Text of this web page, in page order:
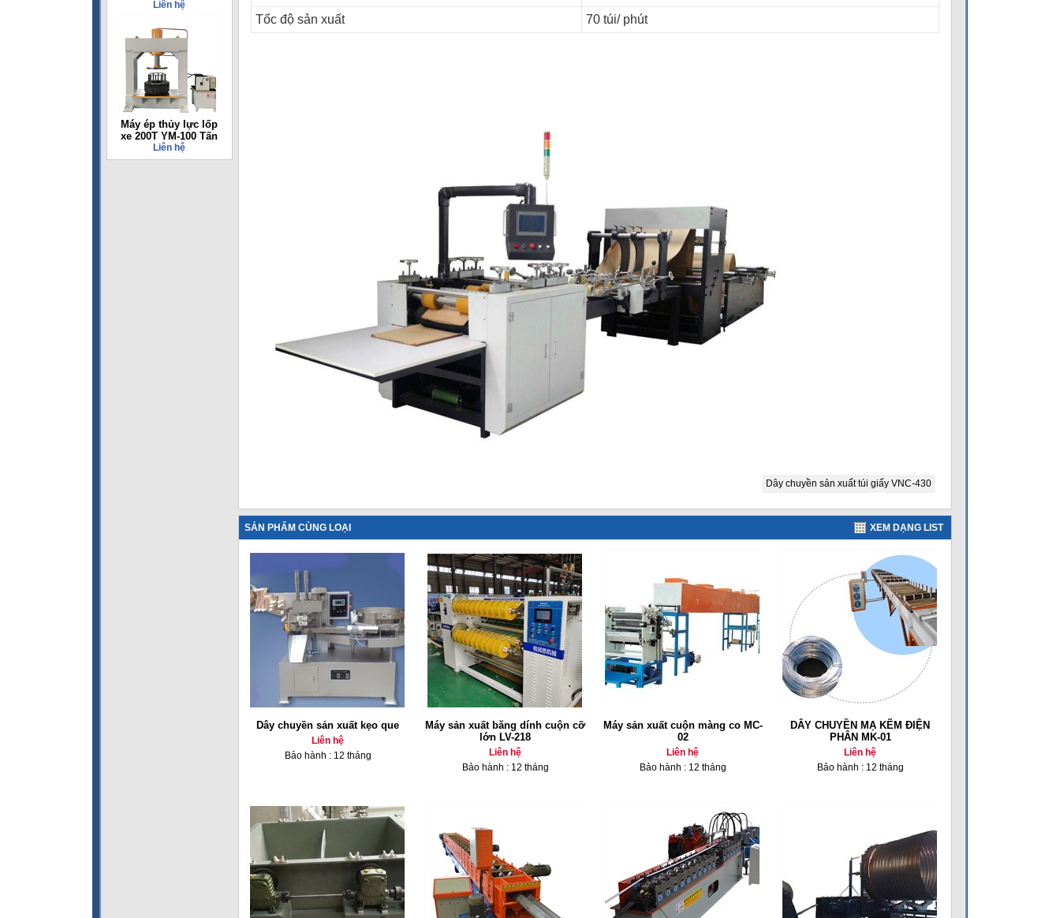
Liên hệ
Máy ép thủy lực lốp
xe 200T YM-100 Tấn
Liên hệ
Tốc độ sản xuất
70 túi/ phút
Dây chuyền sản xuất túi giấy VNC-430
SẢN PHẨM CÙNG LOẠI XEM DẠNG LIST
Dây chuyền sản xuất kẹo que
Liên hệ
Bảo hành : 12 tháng
Máy sản xuất băng dính cuộn cỡ
lớn LV-218
Liên hệ
Bảo hành : 12 tháng
Máy sản xuất cuộn màng co MC-
02
Liên hệ
Bảo hành : 12 tháng
DÂY CHUYỀN MẠ KẼM ĐIỆN
PHÂN MK-01
Liên hệ
Bảo hành : 12 tháng